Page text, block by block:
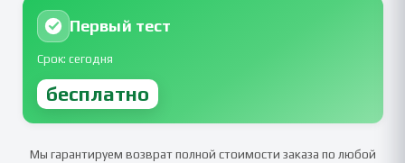
Первый тест
Срок: сегодня
бесплатно
Мы гарантируем возврат полной стоимости заказа по любой